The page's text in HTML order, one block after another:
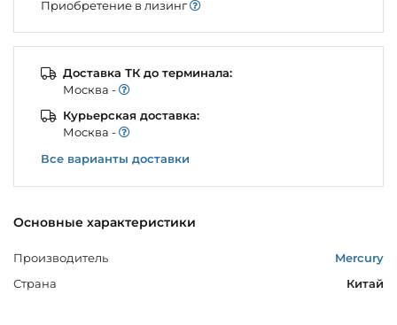
Основные характеристики
Производитель
Mercury
Страна
Китай
Приобретение в лизинг
Доставка ТК до терминала:
Моcква -
Курьерская доставка:
Моcква -
Все варианты доставки